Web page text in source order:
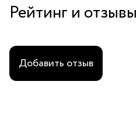
Рейтинг и отзывы
Добавить отзыв